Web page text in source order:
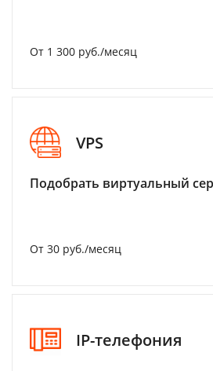
От 1 300 руб./месяц
VPS
Подобрать виртуальный
От 30 руб./месяц
IP-телефония